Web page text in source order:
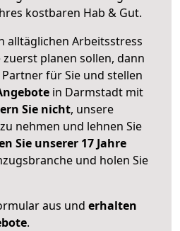
kostbaren Hab & Gut.
alltäglichen Arbeitsstress
zuerst planen sollen, dann
für Sie und stellen
in Darmstadt mit
Sie nicht, unsere
nehmen und lehnen Sie
Sie unserer 17 Jahre
und holen Sie
aus und erhalten
.